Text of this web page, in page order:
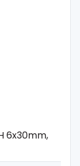
6x30mm,